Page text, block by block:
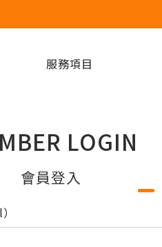
服務項目
LOGIN
會員登入